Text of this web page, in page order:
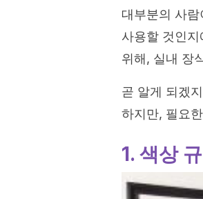
대부분의 사
사용할 것인
위해, 실내 장
곧 알게 되겠
하지만, 필요
1. 색상